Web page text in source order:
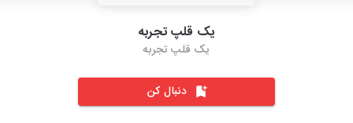
یک قلپ تجربه
یک قلپ تجربه
دنبال کن